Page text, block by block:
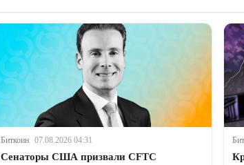
Биткоин 07.08.2026 04:31
Сенаторы США призвали CFTC